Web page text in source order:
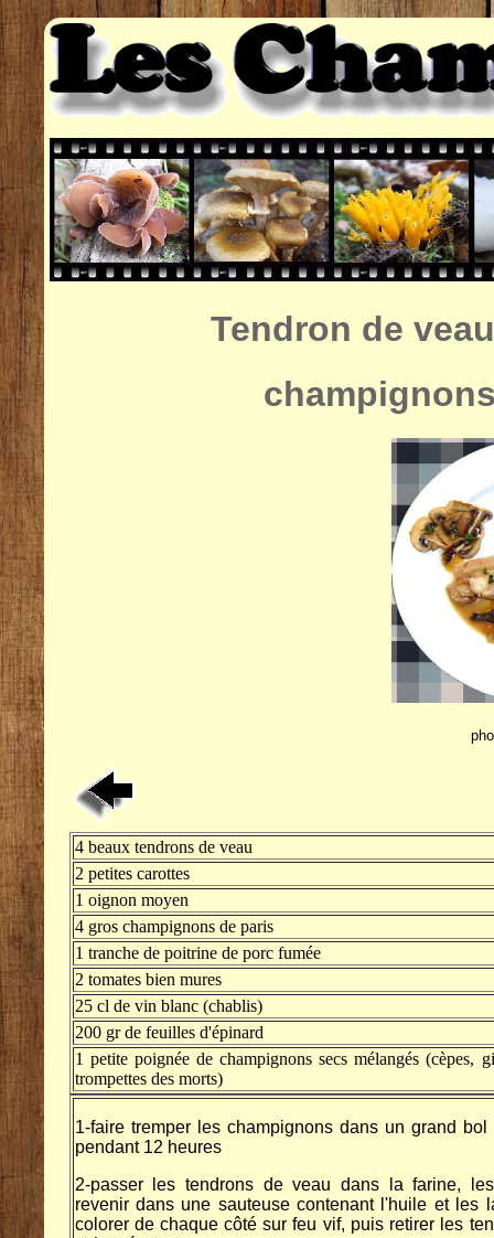
Tendron de
4 beaux tendrons de veau
2 petites carottes
1 oignon moyen
4 gros champignons de paris
1 tranche de poitrine de porc fumée
2 tomates bien mures
25 cl de vin blanc (chablis)
200 gr de feuilles d'épinard
1 petite poignée de champignons secs mélangés (cèpes,
trompettes des morts)
1-faire tremper les champignons dans un grand bol
pendant 12 heures
2-passer les tendrons de veau dans la farine,
revenir dans une sauteuse contenant l'huile et les
colorer de chaque côté sur feu vif, puis retirer les